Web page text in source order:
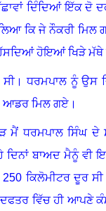
ਦਿੰਦਿਆਂ ਇੱਕ ਦੋ
ਕਿ ਜੇ ਨੌਕਰੀ ਮਿਲ
ਹੋਇਆਂ ਖਿੜੇ ਮੱਥੇ
।ਧਰਮਪਾਲ ਨੂੰ ਉਸ
ਆਡਰ ਮਿਲ ਗਏ ।
ਮੈਂ ਧਰਮਪਾਲ ਸਿੰਘ
ਬਾਅਦ ਮੈਨੂੰ ਵੀ
ਕਿਲੋਮੀਟਰ ਦੂਰ ਸੀ
ਦਫਤਰ ਵਿੱਚ ਹੀ